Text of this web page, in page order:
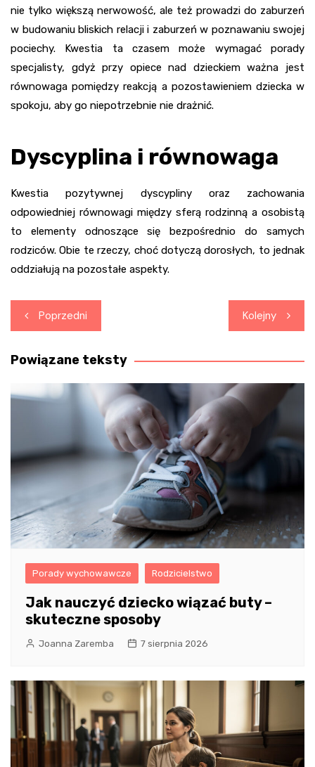
nie tylko większą nerwowość, ale też prowadzi do zaburzeń
w budowaniu bliskich relacji i zaburzeń w poznawaniu swojej
pociechy. Kwestia ta czasem może wymagać porady
specjalisty, gdyż przy opiece nad dzieckiem ważna jest
równowaga pomiędzy reakcją a pozostawieniem dziecka w
spokoju, aby go niepotrzebnie nie drażnić.
Dyscyplina i równowaga
Kwestia pozytywnej dyscypliny oraz zachowania
odpowiedniej równowagi między sferą rodzinną a osobistą
to elementy odnoszące się bezpośrednio do samych
rodziców. Obie te rzeczy, choć dotyczą dorosłych, to jednak
oddziałują na pozostałe aspekty.
Nawigacja
wpisu
Poprzedni Kolejny
Powiązane teksty
Porady wychowawcze Rodzicielstwo
Jak nauczyć dziecko wiązać buty –
skuteczne sposoby
Joanna Zaremba 7 sierpnia 2026